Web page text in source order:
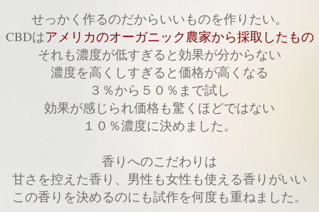
せっかく作るのだからいいものを作りたい。
CBDはアメリカのオーガニック農家から採取したもの
それも濃度が低すぎると効果が分からない
濃度を高くしすぎると価格が高くなる
３％から５０％まで試し
効果が感じられ価格も驚くほどではない
１０％濃度に決めました。
香りへのこだわりは
甘さを控えた香り、男性も女性も使える香りがいい
この香りを決めるのにも試作を何度も重ねました。